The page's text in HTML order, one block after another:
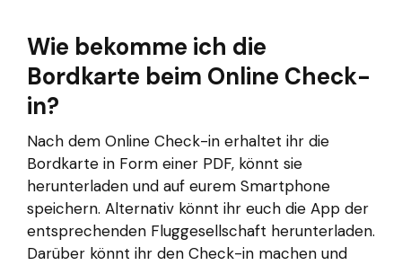
Wie bekomme ich die
Bordkarte beim Online Check-
in?
Nach dem Online Check-in erhaltet ihr die
Bordkarte in Form einer PDF, könnt sie
herunterladen und auf eurem Smartphone
speichern. Alternativ könnt ihr euch die App der
entsprechenden Fluggesellschaft herunterladen.
Darüber könnt ihr den Check-in machen und